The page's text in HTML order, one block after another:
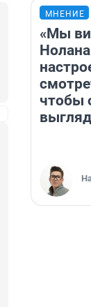
МНЕНИЕ
«Мы
чтобы